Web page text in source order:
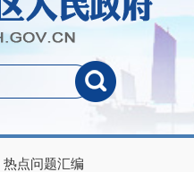
热点问题汇编